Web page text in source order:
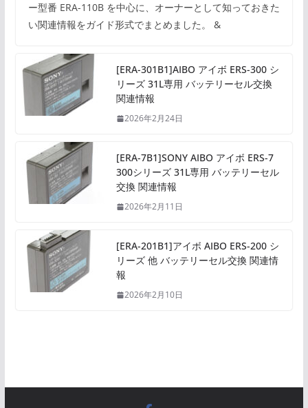
ー型番 ERA-110B を中心に、オーナーとして知っておきた
い関連情報をガイド形式でまとめました。 &
[ERA-301B1]AIBO アイボ ERS-300 シ
リーズ 31L専用 バッテリーセル交換
関連情報
2026年2月24日
[ERA-7B1]SONY AIBO アイボ ERS-7
300シリーズ 31L専用 バッテリーセル
交換 関連情報
2026年2月11日
[ERA-201B1]アイボ AIBO ERS-200 シ
リーズ 他 バッテリーセル交換 関連情
報
2026年2月10日